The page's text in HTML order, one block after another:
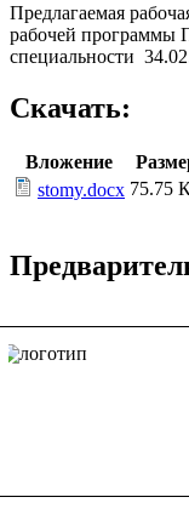
Предлагаемая
рабочей программы
специальности
Скачать:
Вложение
stomy.docx 75.75